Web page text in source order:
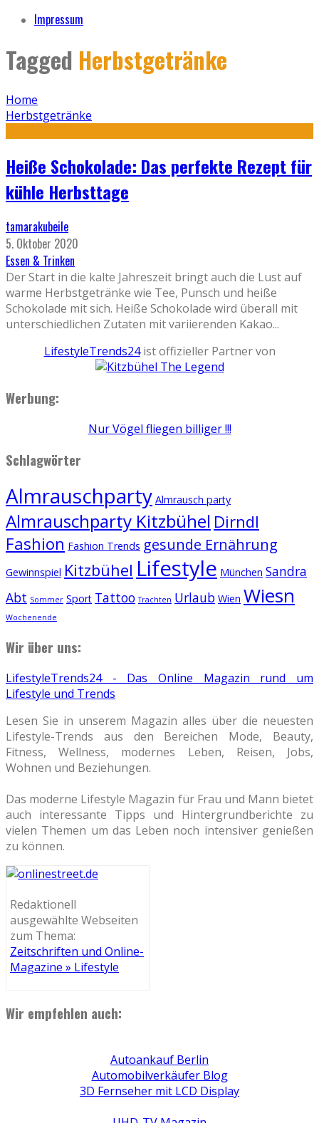
Impressum
Tagged Herbstgetränke
Home
Herbstgetränke
Heiße Schokolade: Das perfekte Rezept für
kühle Herbsttage
tamarakubeile
5. Oktober 2020
Essen & Trinken
Der Start in die kalte Jahreszeit bringt auch die Lust auf
warme Herbstgetränke wie Tee, Punsch und heiße
Schokolade mit sich. Heiße Schokolade wird überall mit
unterschiedlichen Zutaten mit variierenden Kakao...
LifestyleTrends24ist offizieller Partner von
Werbung:
Nur Vögel fliegen billiger !!!
Schlagwörter
Almrauschparty Almrausch party
Almrauschparty Kitzbühel Dirndl
Fashion Fashion Trends gesunde Ernährung
Gewinnspiel Kitzbühel Lifestyle München Sandra
Abt Sommer Sport Tattoo Trachten Urlaub Wien Wiesn
Wochenende
Wir über uns:
LifestyleTrends24 - Das Online Magazin rund um
Lifestyle und Trends
Lesen Sie in unserem Magazin alles über die neuesten
Lifestyle-Trends aus den Bereichen Mode, Beauty,
Fitness, Wellness, modernes Leben, Reisen, Jobs,
Wohnen und Beziehungen.
Das moderne Lifestyle Magazin für Frau und Mann bietet
auch interessante Tipps und Hintergrundberichte zu
vielen Themen um das Leben noch intensiver genießen
zu können.
Redaktionell
ausgewählte Webseiten
zum Thema:
Zeitschriften und Online-
Magazine » Lifestyle
Wir empfehlen auch:
Autoankauf Berlin
Automobilverkäufer Blog
3D Fernseher mit LCD Display